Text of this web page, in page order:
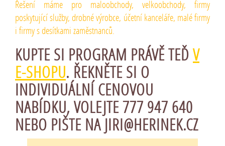
Řešení máme pro maloobchody, velkoobchody, firmy
poskytující služby, drobné výrobce, účetní kanceláře, malé firmy
i firmy s desítkami zaměstnanců.
KUPTE SI PROGRAM PRÁVĚ TEĎV
E-SHOPU. ŘEKNĚTE SI O
INDIVIDUÁLNÍ CENOVOU
NABÍDKU, VOLEJTE 777 947 640
NEBO PIŠTE NA JIRI@HERINEK.CZ